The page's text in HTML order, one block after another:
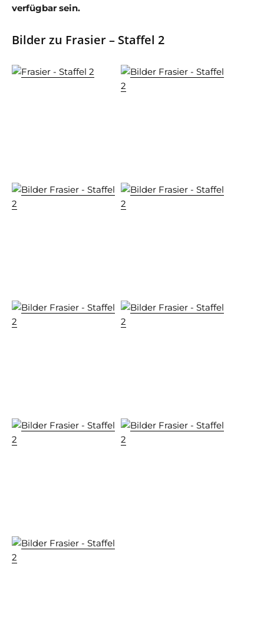
verfügbar sein.
Bilder zu Frasier – Staffel 2